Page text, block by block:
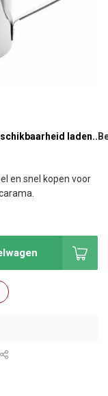
laden..
en snel kopen voor